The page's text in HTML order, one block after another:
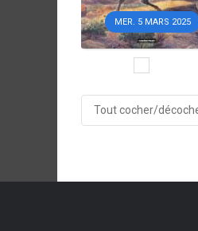
MER. 5 MARS 2025
Tout cocher/